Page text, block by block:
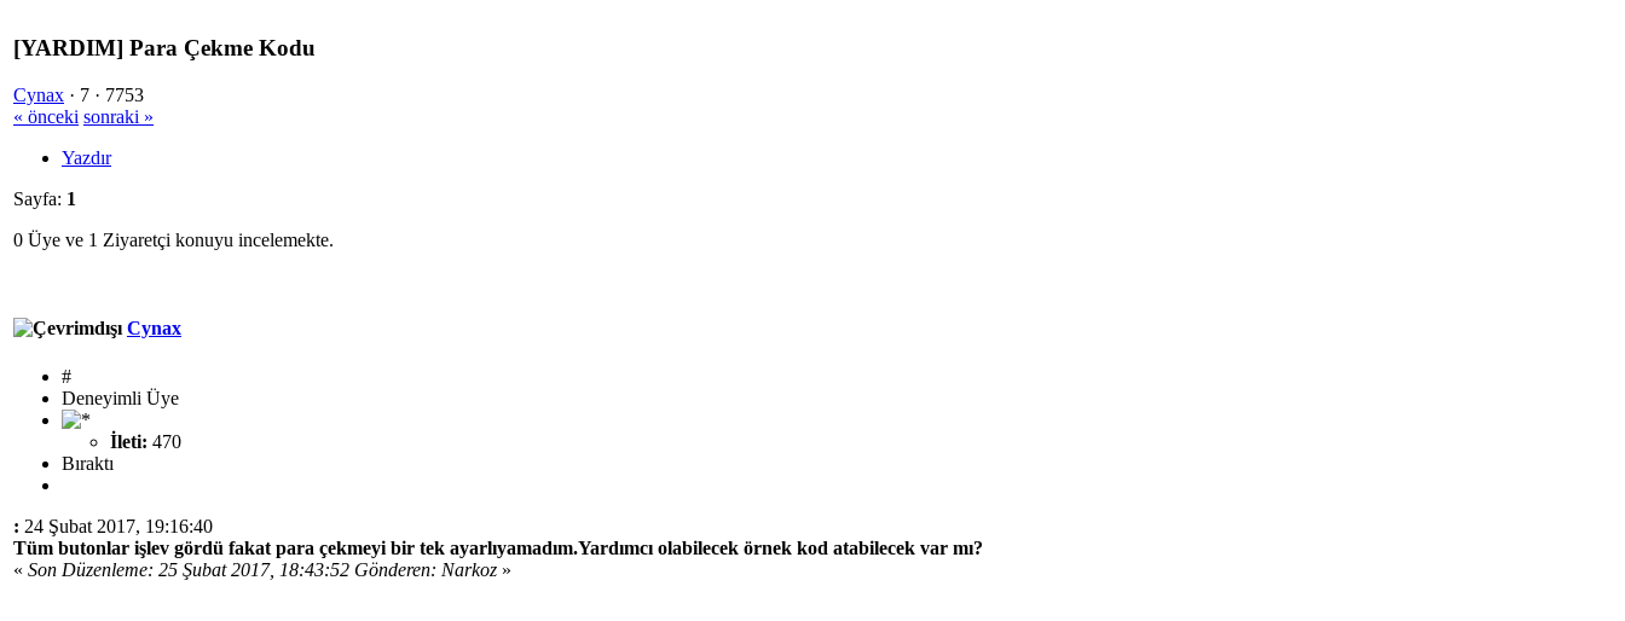
[YARDIM] Para Çekme Kodu
Cynax · 7 · 7753
« önceki sonraki »
Yazdır
Sayfa: 1
0 Üye ve 1 Ziyaretçi konuyu incelemekte.
Cynax
#
Deneyimli Üye
İleti: 470
Bıraktı
: 24 Şubat 2017, 19:16:40
Tüm butonlar işlev gördü fakat para çekmeyi bir tek ayarlıyamadım.Yardımcı olabilecek örnek kod atabilecek var mı?
« Son Düzenleme: 25 Şubat 2017, 18:43:52 Gönderen: Narkoz »